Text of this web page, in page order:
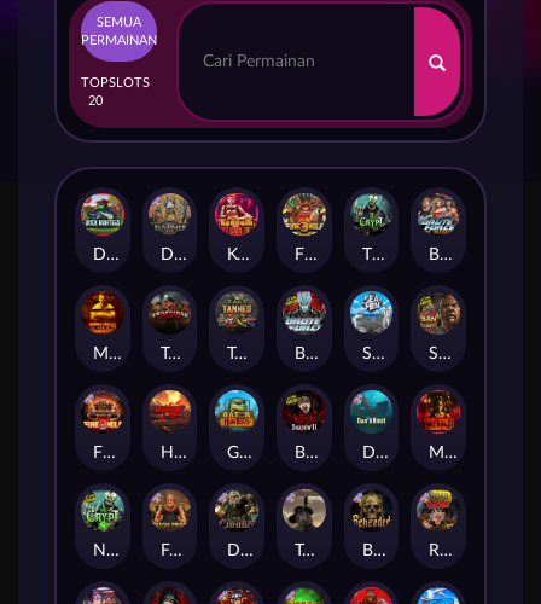
SEMUA
PERMAINAN
TOP
20
SLOTS
Seamen
Duck Hunters Fire in the Hole 3
Highway to Hell
Brute Force
Mental 2
Tombstone Slaughter San Quentin 2: Death Row
Blood & Shadow 2
Mental
The Crypt
Deadwood R.I.P
Beheaded
Brute Force: Alien Onslaught
Nexus The Crypt
Gator Hunters
Kenneth Must Die
Tombstone RIP
Fire in the Hole 2
Tanked
Folsom Prison
Das xBoot
Road Rage
Dead Canary